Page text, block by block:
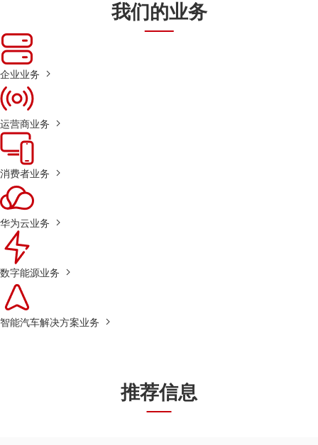
我们的业务
企业业务
运营商业务
消费者业务
华为云业务
数字能源业务
智能汽车解决方案业务
推荐信息